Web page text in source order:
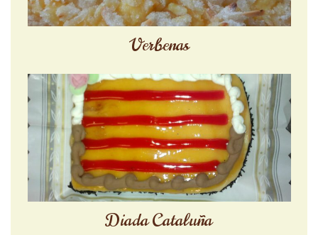
Verbenas
Diada Cataluña